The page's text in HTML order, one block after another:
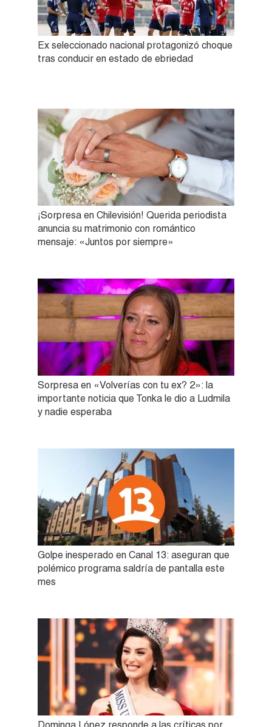
Ex seleccionado nacional protagonizó choque
tras conducir en estado de ebriedad
¡Sorpresa en Chilevisión! Querida periodista
anuncia su matrimonio con romántico
mensaje: «Juntos por siempre»
Sorpresa en «Volverías con tu ex? 2»: la
importante noticia que Tonka le dio a Ludmila
y nadie esperaba
Golpe inesperado en Canal 13: aseguran que
polémico programa saldría de pantalla este
mes